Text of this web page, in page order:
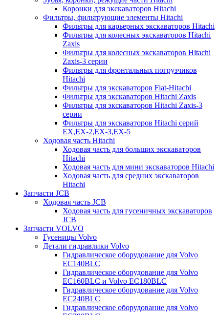
Коронки для экскаваторов Hitachi
Фильтры, фильтрующие элементы Hitachi
Фильтры для карьерных экскаваторов Hitachi
Фильтры для колесных экскаваторов Hitachi
Zaxis
Фильтры для колесных экскаваторов Hitachi
Zaxis-3 серии
Фильтры для фронтальных погрузчиков
Hitachi
Фильтры для экскаваторов Fiat-Hitachi
Фильтры для экскаваторов Hitachi Zaxis
Фильтры для экскаваторов Hitachi Zaxis-3
серии
Фильтры для экскаваторов Hitachi серий
EX,EX-2,EX-3,EX-5
Ходовая часть Hitachi
Ходовая часть для больших экскаваторов
Hitachi
Ходовая часть для мини экскаваторов Hitachi
Ходовая часть для средних экскаваторов
Hitachi
Запчасти JCB
Ходовая часть JCB
Ходовая часть для гусеничных экскаваторов
JCB
Запчасти VOLVO
Гусеницы Volvo
Детали гидравлики Volvo
Гидравлическое оборудование для Volvo
EC140BLC
Гидравлическое оборудование для Volvo
EC160BLC и Volvo EC180BLC
Гидравлическое оборудование для Volvo
EC240BLC
Гидравлическое оборудование для Volvo